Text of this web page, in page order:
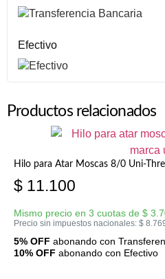
Efectivo
Productos relacionados
Hilo para Atar Moscas 8/0 Uni-
$ 11.100
Mismo precio en 3 cuotas de $
Precio sin impuestos nacionales: $
5% OFF abonando con
10% OFF abonando con Efectivo